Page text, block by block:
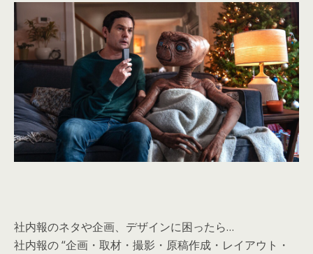
社内報のネタや企画、デザインに困ったら…
社内報の “企画・取材・撮影・原稿作成・レイアウト・